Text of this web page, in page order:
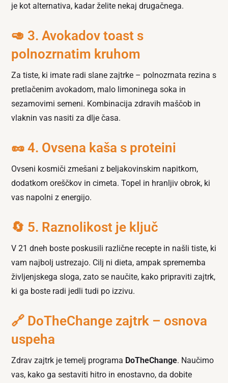
je kot alternativa, kadar želite nekaj drugačnega.
🥑 3. Avokadov toast s
polnozrnatim kruhom
Za tiste, ki imate radi slane zajtrke – polnozrnata rezina s
pretlačenim avokadom, malo limoninega soka in
sezamovimi semeni. Kombinacija zdravih maščob in
vlaknin vas nasiti za dlje časa.
🥜 4. Ovsena kaša s proteini
Ovseni kosmiči zmešani z beljakovinskim napitkom,
dodatkom oreščkov in cimeta. Topel in hranljiv obrok, ki
vas napolni z energijo.
🔄 5. Raznolikost je ključ
V 21 dneh boste poskusili različne recepte in našli tiste, ki
vam najbolj ustrezajo. Cilj ni dieta, ampak sprememba
življenjskega sloga, zato se naučite, kako pripraviti zajtrk,
ki ga boste radi jedli tudi po izzivu.
🔗 DoTheChange zajtrk – osnova
uspeha
Zdrav zajtrk je temelj programa DoTheChange. Naučimo
vas, kako ga sestaviti hitro in enostavno, da dobite